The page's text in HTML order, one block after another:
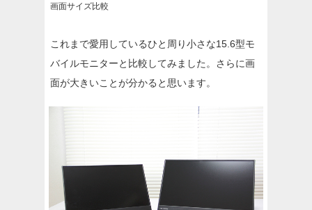
画面サイズ比較
これまで愛用しているひと周り小さな15.6型モ
バイルモニターと比較してみました。さらに画
面が大きいことが分かると思います。